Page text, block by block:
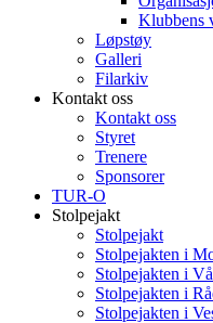
Klubbens
Løpstøy
Galleri
Filarkiv
Kontakt oss
Kontakt oss
Styret
Trenere
Sponsorer
TUR-O
Stolpejakt
Stolpejakt
Stolpejakten i
Stolpejakten i
Stolpejakten i
Stolpejakten i